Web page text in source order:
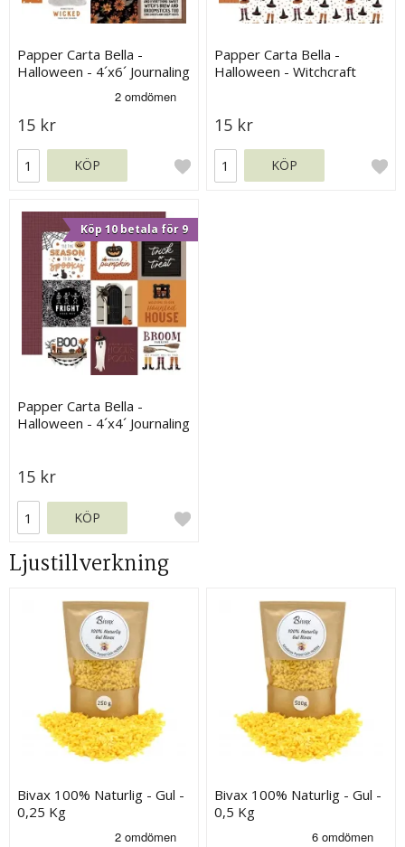
Papper Carta Bella -
Halloween - 4´x6´ Journaling
15 kr
KÖP
Papper Carta Bella -
Halloween - Witchcraft
15 kr
KÖP
Köp 10 betala för 9
Papper Carta Bella -
Halloween - 4´x4´ Journaling
15 kr
KÖP
Ljustillverkning
Bivax 100% Naturlig - Gul -
0,25 Kg
Bivax 100% Naturlig - Gul -
0,5 Kg